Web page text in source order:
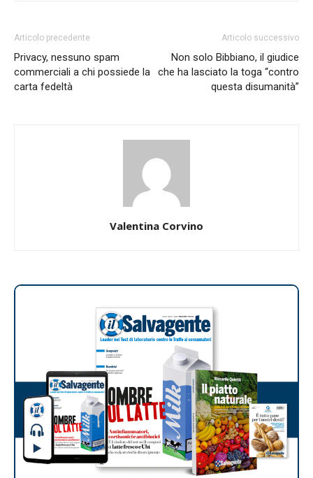
Articolo precedente
Privacy, nessuno spam
commerciali a chi possiede la
carta fedeltà
Articolo successivo
Non solo Bibbiano, il giudice
che ha lasciato la toga “contro
questa disumanità”
Valentina Corvino